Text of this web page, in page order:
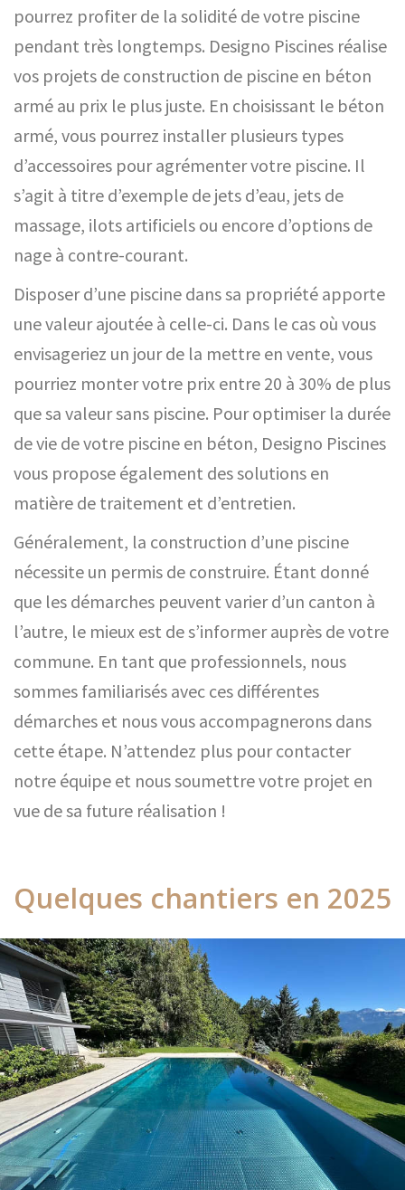
pourrez profiter de la solidité de votre piscine
pendant très longtemps. Designo Piscines réalise
vos projets de construction de piscine en béton
armé au prix le plus juste. En choisissant le béton
armé, vous pourrez installer plusieurs types
d’accessoires pour agrémenter votre piscine. Il
s’agit à titre d’exemple de jets d’eau, jets de
massage, ilots artificiels ou encore d’options de
nage à contre-courant.
Disposer d’une piscine dans sa propriété apporte
une valeur ajoutée à celle-ci. Dans le cas où vous
envisageriez un jour de la mettre en vente, vous
pourriez monter votre prix entre 20 à 30% de plus
que sa valeur sans piscine. Pour optimiser la durée
de vie de votre piscine en béton, Designo Piscines
vous propose également des solutions en
matière de traitement et d’entretien.
Généralement, la construction d’une piscine
nécessite un permis de construire. Étant donné
que les démarches peuvent varier d’un canton à
l’autre, le mieux est de s’informer auprès de votre
commune. En tant que professionnels, nous
sommes familiarisés avec ces différentes
démarches et nous vous accompagnerons dans
cette étape. N’attendez plus pour contacter
notre équipe et nous soumettre votre projet en
vue de sa future réalisation !
Quelques chantiers en 2025